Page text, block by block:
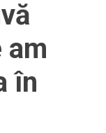
am
în